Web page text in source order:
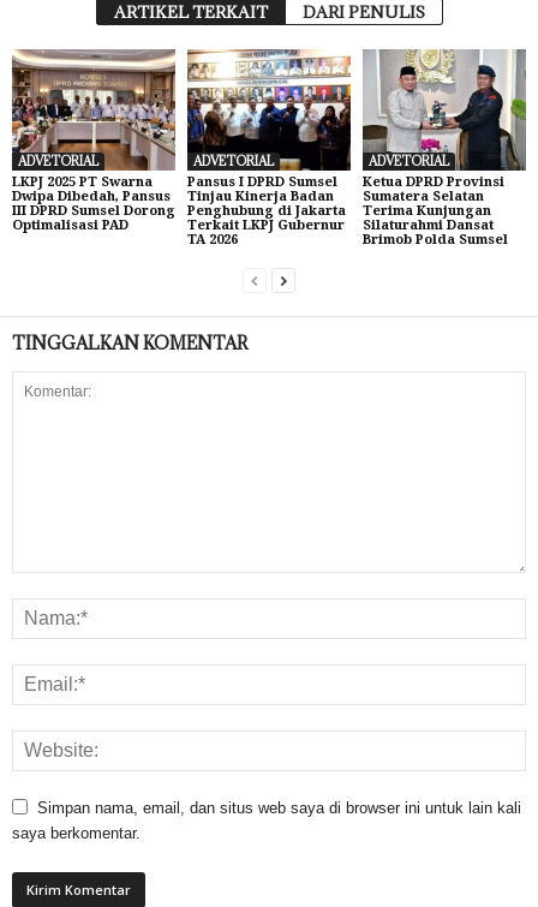
ARTIKEL TERKAIT DARI PENULIS
ADVETORIAL
LKPJ 2025 PT Swarna
Dwipa Dibedah, Pansus
III DPRD Sumsel Dorong
Optimalisasi PAD
ADVETORIAL
Pansus I DPRD Sumsel
Tinjau Kinerja Badan
Penghubung di Jakarta
Terkait LKPJ Gubernur
TA 2026
ADVETORIAL
Ketua DPRD Provinsi
Sumatera Selatan
Terima Kunjungan
Silaturahmi Dansat
Brimob Polda Sumsel
TINGGALKAN KOMENTAR
Simpan nama, email, dan situs web saya di browser ini untuk lain kali
saya berkomentar.